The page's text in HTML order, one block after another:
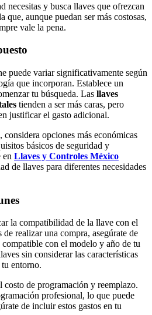
necesitas y busca llaves que ofrezcan
que, aunque puedan ser más costosas,
vale la pena.
puede variar significativamente según
que incorporan. Establece un
tu búsqueda. Las llaves
tienden a ser más caras, pero
justificar el gasto adicional.
considera opciones más económicas
básicos de seguridad y
en Llaves y Controles México
de llaves para diferentes necesidades
la compatibilidad de la llave con el
realizar una compra, asegúrate de
compatible con el modelo y año de tu
sin considerar las características
tu entorno.
costo de programación y reemplazo.
profesional, lo que puede
de incluir estos gastos en tu